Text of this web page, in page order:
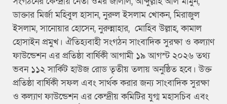
ডাক্তার মির্জা মহিবুল হাসান, নুরুল ইসলাম খোকন, মিরাজুল
ইসলাম, সানোয়ার হোসেন, নুরুন্নাহার, মোহিব উল্লাহ, কামাল
হোসাইন প্রমুখ। ঐতিহ্যবাহী সংগঠন সাংবাদিক সুরক্ষা ও কল্যাণ
ফাউন্ডেশন এর প্রতিষ্ঠা বার্ষিকী আগামী ১৯ আগস্ট ২০২৬ তথ্য
ভবন ১১২ সার্কিট হাউজ রোড তৃতীয় তলায় অনুষ্ঠিত হবে। উক্ত
প্রতিষ্ঠা বার্ষিকী সফল এবং সার্থক করার জন্য সাংবাদিক সুরক্ষা
ও কল্যাণ ফাউন্ডেশন এর কেন্দ্রীয় কমিটির যুগ্ম মহাসচিব এবং